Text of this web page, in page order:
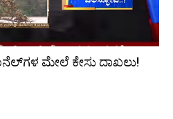
ಮೇಲೆ ಕೇಸು ದಾಖಲು!